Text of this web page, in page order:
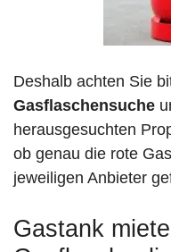
Deshalb achten Sie
Gasflaschensuche
herausgesuchten
ob genau die rote
jeweiligen Anbieter
Gastank